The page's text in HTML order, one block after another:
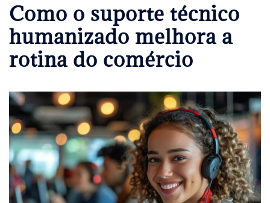
Como o suporte técnico
humanizado melhora a
rotina do comércio